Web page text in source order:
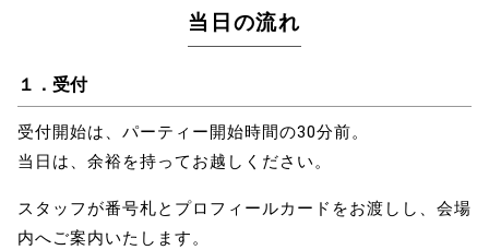
当日の流れ
１．受付
受付開始は、パーティー開始時間の30分前。
当日は、余裕を持ってお越しください。
スタッフが番号札とプロフィールカードをお渡しし、会場
内へご案内いたします。